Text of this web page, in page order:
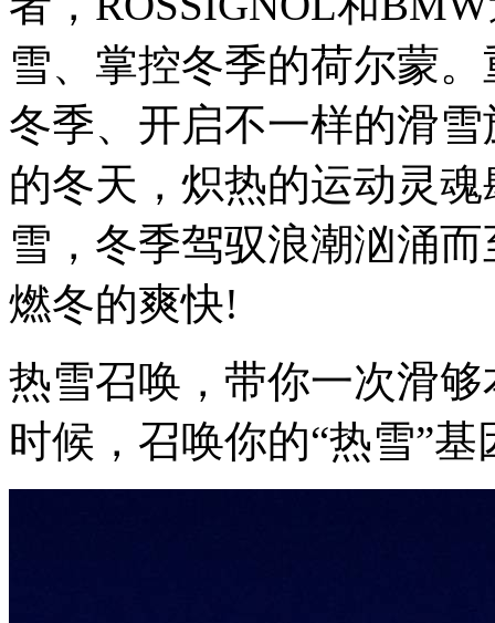
雪、掌控冬季的荷尔蒙
冬季、开启不一样的滑
的冬天，炽热的运动灵
雪，冬季驾驭浪潮汹涌
燃冬的爽快!
热雪召唤，带你一次滑
时候，召唤你的“热雪”